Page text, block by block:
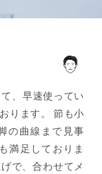
、早速使ってい
ります。 節も小
の曲線まで見事
満足しておりま
で、合わせてメ